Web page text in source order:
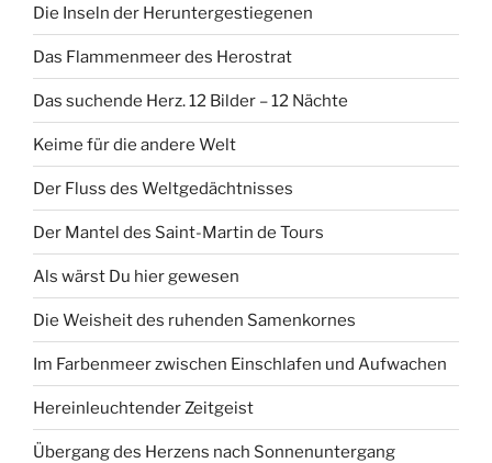
Die Inseln der Heruntergestiegenen
Das Flammenmeer des Herostrat
Das suchende Herz. 12 Bilder – 12 Nächte
Keime für die andere Welt
Der Fluss des Weltgedächtnisses
Der Mantel des Saint-Martin de Tours
Als wärst Du hier gewesen
Die Weisheit des ruhenden Samenkornes
Im Farbenmeer zwischen Einschlafen und Aufwachen
Hereinleuchtender Zeitgeist
Übergang des Herzens nach Sonnenuntergang